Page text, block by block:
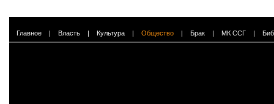
Главное | Власть | Культура | Общество | Брак | МК ССГ |